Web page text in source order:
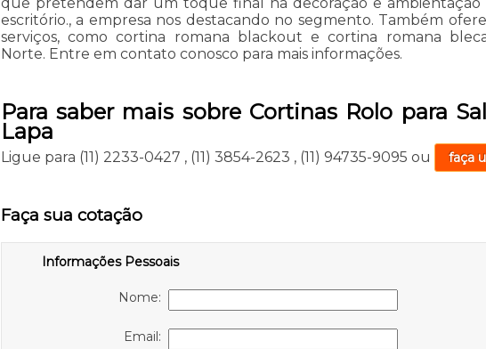
escritório., a empresa nos destacando no segmento. Também
serviços, como cortina romana blackout e cortina romana
Norte. Entre em contato conosco para mais informações.
Para saber mais sobre Cortinas Rolo para
Lapa
Ligue para (11) 2233-0427 , (11) 3854-2623 , (11) 94735-9095 ou faça
Faça sua cotação
Informações Pessoais
Nome:
Email: